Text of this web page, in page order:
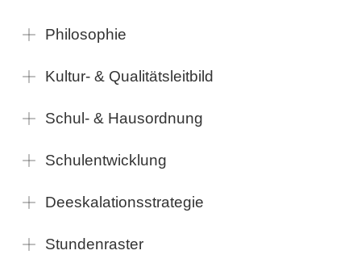
Philosophie
Kultur- & Qualitätsleitbild
Schul- & Hausordnung
Schulentwicklung
Deeskalationsstrategie
Stundenraster